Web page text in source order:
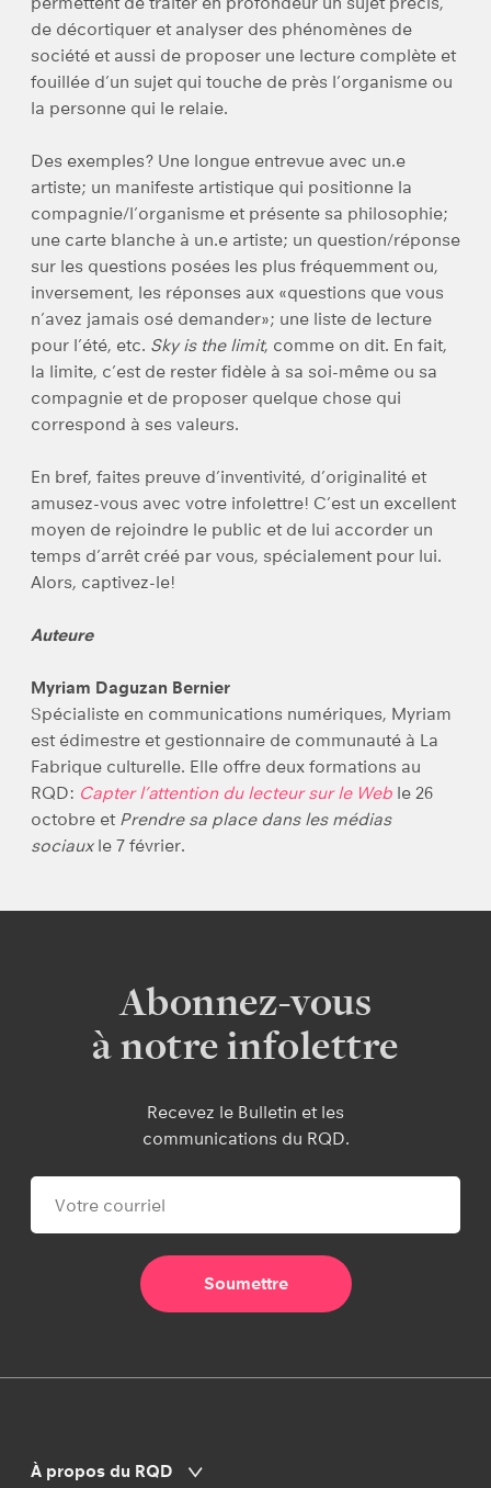
de décortiquer et analyser des phénomènes de
société et aussi de proposer une lecture complète et
fouillée d’un sujet qui touche de près l’organisme ou
la personne qui le relaie.
Des exemples? Une longue entrevue avec un.e
artiste; un manifeste artistique qui positionne la
compagnie/l’organisme et présente sa philosophie;
une carte blanche à un.e artiste; un question/réponse
sur les questions posées les plus fréquemment ou,
inversement, les réponses aux «questions que vous
n’avez jamais osé demander»; une liste de lecture
pour l’été, etc. Sky is the limit, comme on dit. En fait,
la limite, c’est de rester fidèle à sa soi-même ou sa
compagnie et de proposer quelque chose qui
correspond à ses valeurs.
En bref, faites preuve d’inventivité, d’originalité et
amusez-vous avec votre infolettre! C’est un excellent
moyen de rejoindre le public et de lui accorder un
temps d’arrêt créé par vous, spécialement pour lui.
Alors, captivez-le!
Auteure
Myriam Daguzan Bernier
Spécialiste en communications numériques, Myriam
est édimestre et gestionnaire de communauté à La
Fabrique culturelle. Elle offre deux formations au
RQD: Capter l’attention du lecteur sur le Web le 26
octobre et Prendre sa place dans les médias
sociauxle 7 février.
Abonnez-vous
à notre infolettre
Recevez le Bulletin et les
communications du RQD.
À propos du RQD